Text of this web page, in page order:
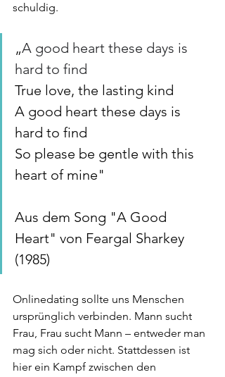
schuldig.
„A good heart these days is
hard to find
True love, the lasting kind
A good heart these days is
hard to find
So please be gentle with this
heart of mine"
Aus dem Song "A Good
Heart" von Feargal Sharkey
(1985)
Onlinedating sollte uns Menschen
ursprünglich verbinden. Mann sucht
Frau, Frau sucht Mann – entweder man
mag sich oder nicht. Stattdessen ist
hier ein Kampf zwischen den